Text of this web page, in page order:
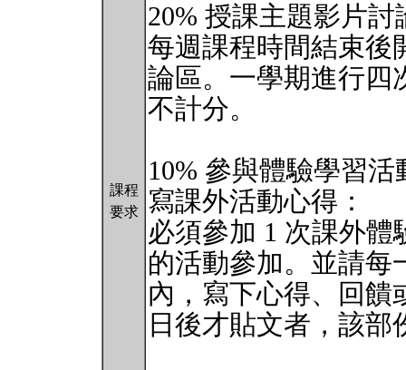
課程
要求
20% 授課主題影片討
每週課程時間結束後
論區。一學期進行四
不計分。
10% 參與體驗學習
寫課外活動心得：
必須參加 1 次課外
的活動參加。並請每
內，寫下心得、回饋
日後才貼文者，該